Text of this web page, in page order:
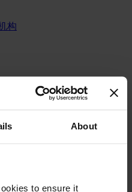
About
to ensure it
构